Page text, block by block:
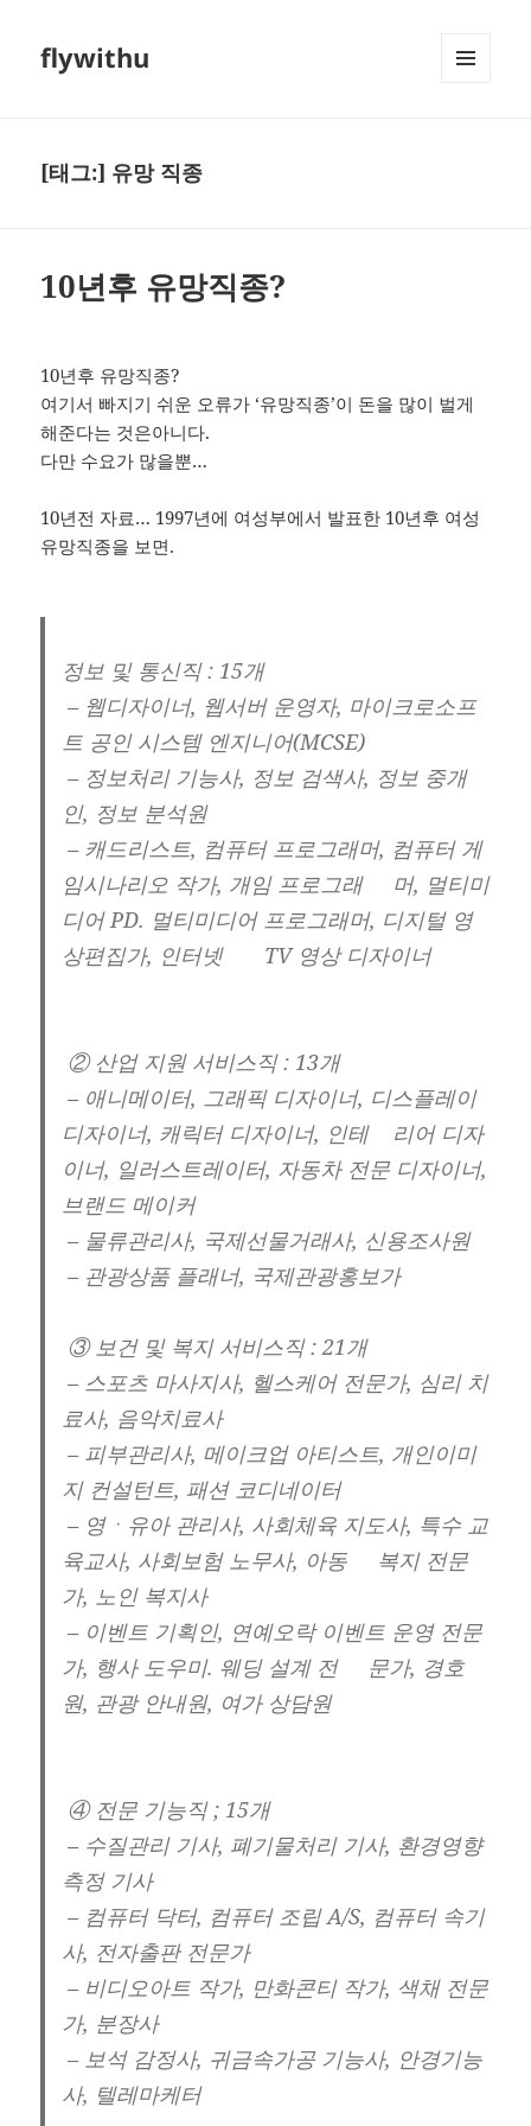
flywithu
[태그:] 유망 직종
10년후 유망직종?
10년후 유망직종?
여기서 빠지기 쉬운 오류가 ‘유망직종’이 돈을 많이 벌게
해준다는 것은아니다.
다만 수요가 많을뿐…
10년전 자료… 1997년에 여성부에서 발표한 10년후 여성
유망직종을 보면.
정보 및 통신직 : 15개
– 웹디자이너, 웹서버 운영자, 마이크로소프
트 공인 시스템 엔지니어(MCSE)
– 정보처리 기능사, 정보 검색사, 정보 중개
인, 정보 분석원
– 캐드리스트, 컴퓨터 프로그래머, 컴퓨터 게
임시나리오 작가, 개임 프로그래 머, 멀티미
디어 PD. 멀티미디어 프로그래머, 디지털 영
상편집가, 인터넷 TV 영상 디자이너
② 산업 지원 서비스직 : 13개
– 애니메이터, 그래픽 디자이너, 디스플레이
디자이너, 캐릭터 디자이너, 인테 리어 디자
이너, 일러스트레이터, 자동차 전문 디자이너,
브랜드 메이커
– 물류관리사, 국제선물거래사, 신용조사원
– 관광상품 플래너, 국제관광홍보가
③ 보건 및 복지 서비스직 : 21개
– 스포츠 마사지사, 헬스케어 전문가, 심리 치
료사, 음악치료사
– 피부관리사, 메이크업 아티스트, 개인이미
지 컨설턴트, 패션 코디네이터
– 영ㆍ유아 관리사, 사회체육 지도사, 특수 교
육교사, 사회보험 노무사, 아동 복지 전문
가, 노인 복지사
– 이벤트 기획인, 연예오락 이벤트 운영 전문
가, 행사 도우미. 웨딩 설계 전 문가, 경호
원, 관광 안내원, 여가 상담원
④ 전문 기능직 ; 15개
– 수질관리 기사, 폐기물처리 기사, 환경영향
측정 기사
– 컴퓨터 닥터, 컴퓨터 조립 A/S, 컴퓨터 속기
사, 전자출판 전문가
– 비디오아트 작가, 만화콘티 작가, 색채 전문
가, 분장사
– 보석 감정사, 귀금속가공 기능사, 안경기능
사, 텔레마케터